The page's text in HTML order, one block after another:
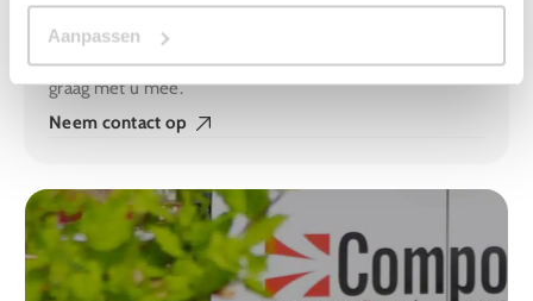
Aanpassen
laten verwijderen.
Vraag ons gerust naar de mogelijkheden! Wij denken
graag met u mee.
Neem contact op